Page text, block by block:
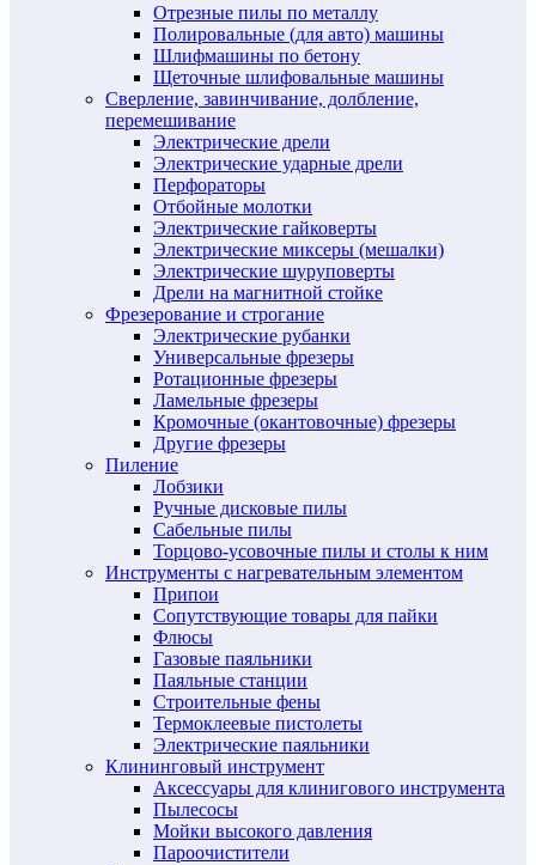
Отрезные пилы по металлу
Полировальные (для авто) машины
Шлифмашины по бетону
Щеточные шлифовальные машины
Сверление, завинчивание, долбление,
перемешивание
Электрические дрели
Электрические ударные дрели
Перфораторы
Отбойные молотки
Электрические гайковерты
Электрические миксеры (мешалки)
Электрические шуруповерты
Дрели на магнитной стойке
Фрезерование и строгание
Электрические рубанки
Универсальные фрезеры
Ротационные фрезеры
Ламельные фрезеры
Кромочные (окантовочные) фрезеры
Другие фрезеры
Пиление
Лобзики
Ручные дисковые пилы
Сабельные пилы
Торцово-усовочные пилы и столы к ним
Инструменты с нагревательным элементом
Припои
Сопутствующие товары для пайки
Флюсы
Газовые паяльники
Паяльные станции
Строительные фены
Термоклеевые пистолеты
Электрические паяльники
Клининговый инструмент
Аксессуары для клинигового инструмента
Пылесосы
Мойки высокого давления
Пароочистители